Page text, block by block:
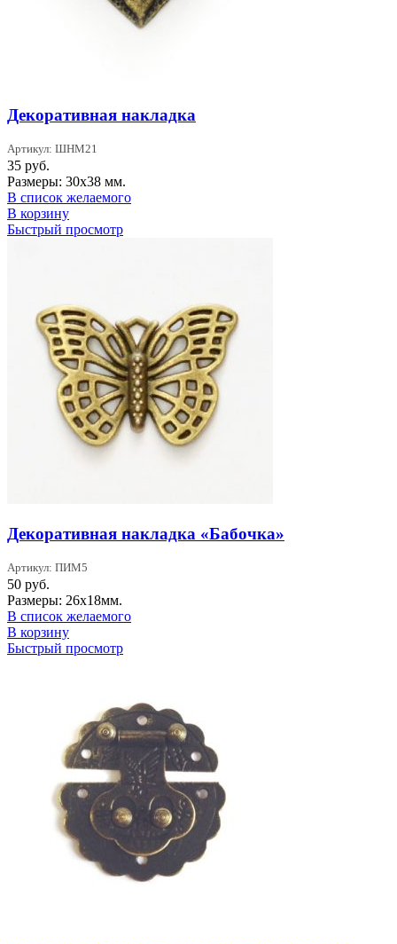
Декоративная накладка
Артикул: ШНМ21
35 руб.
Размеры: 30х38 мм.
В список желаемого
В корзину
Быстрый просмотр
Декоративная накладка «Бабочка»
Артикул: ПИМ5
50 руб.
Размеры: 26х18мм.
В список желаемого
В корзину
Быстрый просмотр